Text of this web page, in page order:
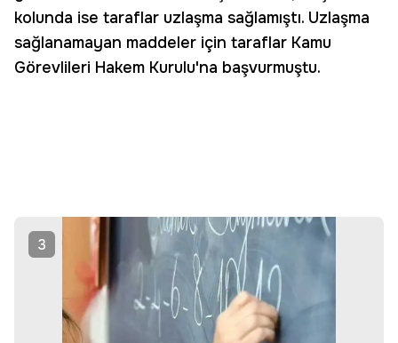
kolunda ise taraflar uzlaşma sağlamıştı. Uzlaşma
sağlanamayan maddeler için taraflar Kamu
Görevlileri Hakem Kurulu'na başvurmuştu.
3